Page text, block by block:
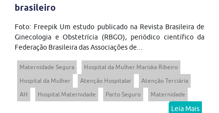
brasileiro
Foto: Freepik Um estudo publicado na Revista Brasileira de
Ginecologia e Obstetrícia (RBGO), periódico científico da
Federação Brasileira das Associações de...
Maternidade Segura
Hospital da Mulher Mariska Ribeiro
Hospital da Mulher
Atenção Hospitalar
Atenção Terciária
AH
Hospital Maternidade Parto Seguro Maternidade
Leia Mais